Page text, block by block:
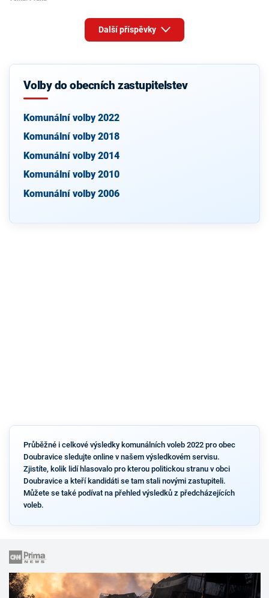
Další příspěvky
Volby do obecních zastupitelstev
Komunální volby 2022
Komunální volby 2018
Komunální volby 2014
Komunální volby 2010
Komunální volby 2006
Průběžné i celkové výsledky komunálních voleb 2022 pro obec
Doubravice sledujte online v našem výsledkovém servisu.
Zjistíte, kolik lidí hlasovalo pro kterou politickou stranu v obci
Doubravice a kteří kandidáti se tam stali novými zastupiteli.
Můžete se také podívat na přehled výsledků z předcházejících
voleb.